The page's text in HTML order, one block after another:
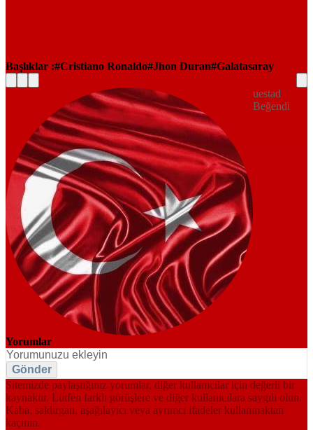
Başlıklar : Cristiano Ronaldo Jhon Duran Galatasaray
uestad
Beğendi
Yorumlar
Gönder
Sitemizde paylaştığınız yorumlar, diğer kullanıcılar için değerli bir
kaynaktır. Lütfen farklı görüşlere ve diğer kullanıcılara saygılı olun.
Kaba, saldırgan, aşağılayıcı veya ayrımcı ifadeler kullanmaktan
kaçının.